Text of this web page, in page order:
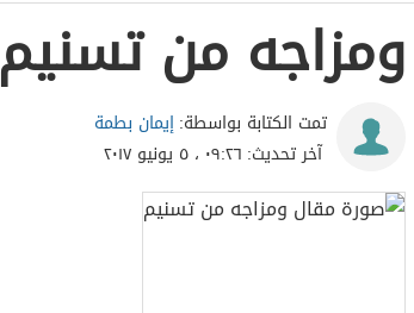
ومزاجه من تسنيم
تمت الكتابة بواسطة:إيمان بطمة
آخر تحديث: ٠٩:٢٦ ، ٥ يونيو ٢٠١٧